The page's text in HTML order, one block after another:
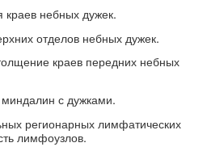
краев небных дужек.
отделов небных дужек.
краев передних небных
с дужками.
регионарных лимфатических
лимфоузлов.